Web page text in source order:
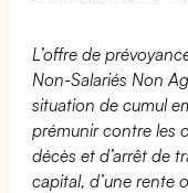
L’offre de
Non-Salariés Non
situation de cumul
prémunir contre les
décès et d’arrêt de
capital, d’une rente